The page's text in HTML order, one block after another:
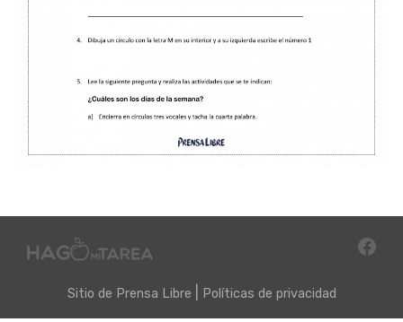
Sitio de Prensa Libre Políticas de privacidad